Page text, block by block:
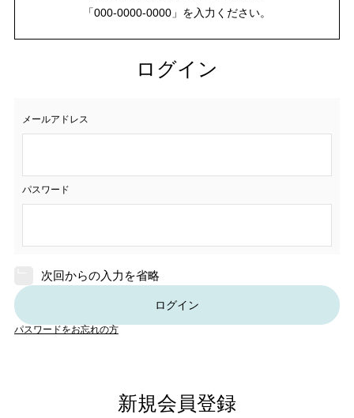
「000-0000-0000」を入力ください。
ログイン
メールアドレス
パスワード
次回からの入力を省略
ログイン
パスワードをお忘れの方
新規会員登録